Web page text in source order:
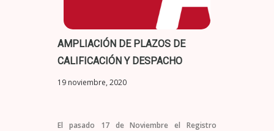
AMPLIACIÓN DE PLAZOS DE
CALIFICACIÓN Y DESPACHO
19 noviembre, 2020
El pasado 17 de Noviembre el Registro